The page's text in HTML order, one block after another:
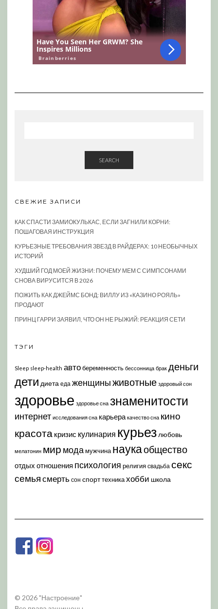
SEARCH
СВЕЖИЕ ЗАПИСИ
КАК СПАСТИ ЗАМИОКУЛЬКАС, ЕСЛИ ЗАГНИЛИ КОРНИ:
ПОШАГОВАЯ ИНСТРУКЦИЯ
КУРЬЕЗНЫЕ ТРЕБОВАНИЯ ЗВЕЗД В РАЙДЕРАХ: 10 НЕОБЫЧНЫХ
ИСТОРИЙ
ХУДШИЙ ГОД МОЕЙ ЖИЗНИ: ПОЧЕМУ МЕМ С СИМПСОНАМИ
СНОВА ВИРУСИТСЯ В 2026
ПОЖИТЬ КАК ДЖЕЙМС БОНД: ВИЛЛУ ИЗ «КАЗИНО РОЯЛЬ»
ПРОДАЮТ
ПРИНЦ ГАРРИ ЗАЯВИЛ, ЧТО ОН НЕ РЫЖИЙ: РЕАКЦИЯ СЕТИ
ТЭГИ
Sleep sleep-health автобеременность бессонница брак деньги
дети диета еда женщиныживотные здоровый сон
здоровье здоровье сна знаменитости
интернет исследования сна карьера качество сна кино
красота кризис кулинария курьез любовь
мелатонин мир модамужчина наукаобщество
отдых отношения психология религия свадьба секс
семья смерть сон спорттехникахобби школа
© 2026 "Настроение"